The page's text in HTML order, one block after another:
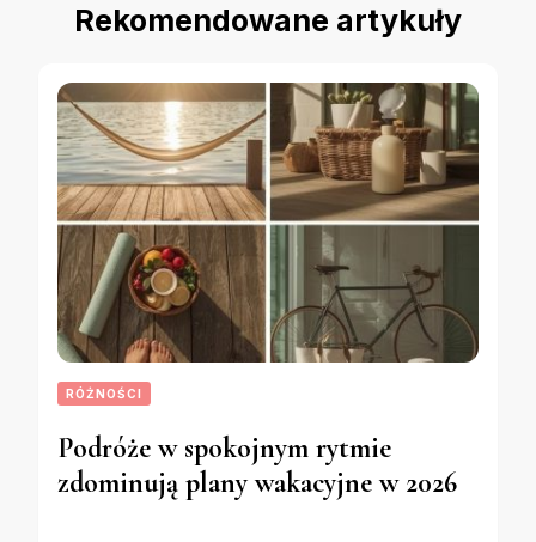
Rekomendowane artykuły
RÓŻNOŚCI
Podróże w spokojnym rytmie
zdominują plany wakacyjne w 2026